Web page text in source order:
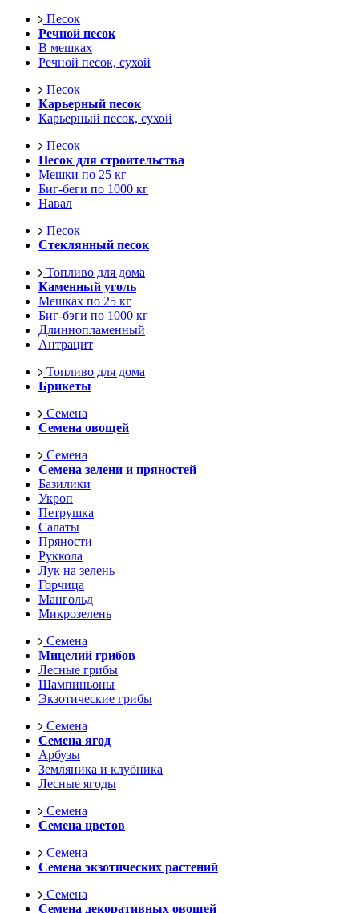
Песок
Речной песок
В мешках
Речной песок, сухой
Песок
Карьерный песок
Карьерный песок, сухой
Песок
Песок для строительства
Мешки по 25 кг
Биг-беги по 1000 кг
Навал
Песок
Стеклянный песок
Топливо для дома
Каменный уголь
Мешках по 25 кг
Биг-бэги по 1000 кг
Длиннопламенный
Антрацит
Топливо для дома
Брикеты
Семена
Семена овощей
Семена
Семена зелени и пряностей
Базилики
Укроп
Петрушка
Салаты
Пряности
Руккола
Лук на зелень
Горчица
Мангольд
Микрозелень
Семена
Мицелий грибов
Лесные грибы
Шампиньоны
Экзотические грибы
Семена
Семена ягод
Арбузы
Земляника и клубника
Лесные ягоды
Семена
Семена цветов
Семена
Семена экзотических растений
Семена
Семена декоративных овощей